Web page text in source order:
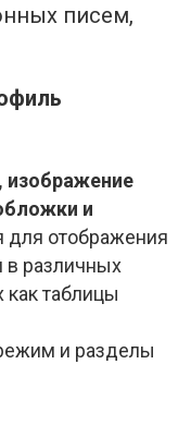
писем,
изображение
и
для отображения
в различных
как таблицы
и разделы